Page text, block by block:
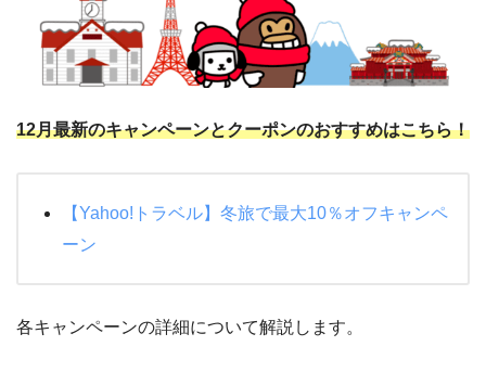
12月最新のキャンペーンとクーポンのおすすめはこちら！
【Yahoo!トラベル】冬旅で最大10％オフキャンペ
ーン
各キャンペーンの詳細について解説します。